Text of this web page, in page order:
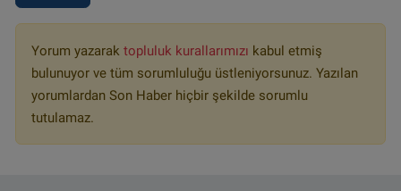
Yorum yazarak topluluk kurallarımızı kabul etmiş
bulunuyor ve tüm sorumluluğu üstleniyorsunuz. Yazılan
yorumlardan Son Haber hiçbir şekilde sorumlu
tutulamaz.